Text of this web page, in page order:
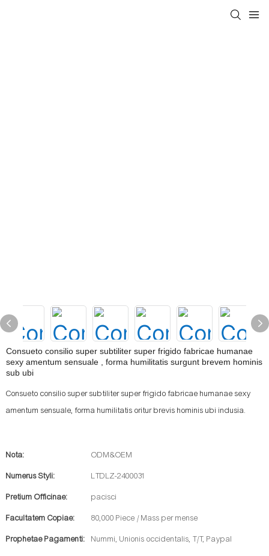
Consueto consilio super subtiliter super frigido fabricae humanae
sexy amentum sensuale , forma humilitatis surgunt brevem hominis
sub ubi
Consueto consilio super subtiliter super frigido fabricae humanae sexy
amentum sensuale, forma humilitatis oritur brevis hominis ubi indusia.
Nota: ODM&OEM
Numerus Styli: LTDLZ-2400031
Pretium Officinae: pacisci
Facultatem Copiae: 80,000 Piece / Mass per mense
Prophetae Pagamenti: Nummi, Unionis occidentalis, T/T, Paypal